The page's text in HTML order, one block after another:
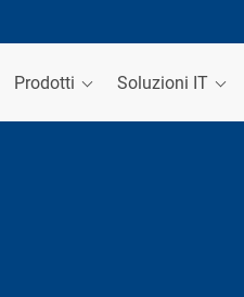
Prodotti Soluzioni IT